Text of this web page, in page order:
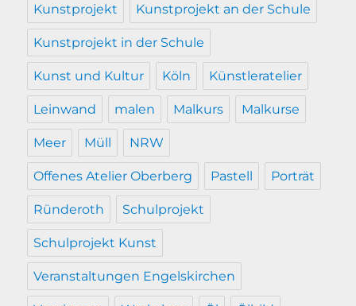
Kunstprojekt Kunstprojekt an der Schule
Kunstprojekt in der Schule
Kunst und Kultur Köln Künstleratelier
Leinwand malen Malkurs Malkurse
Meer Müll NRW
Offenes Atelier Oberberg Pastell Porträt
Ründeroth Schulprojekt
Schulprojekt Kunst
Veranstaltungen Engelskirchen